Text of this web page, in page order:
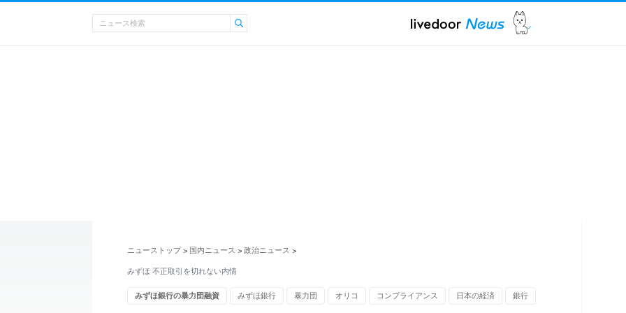
ニューストップ > 国内ニュース > 政治ニュース >
みずほ 不正取引を切れない内情
みずほ銀行の暴力団融資 みずほ銀行 暴力団 オリコ コンプライアンス 日本の経済 銀行